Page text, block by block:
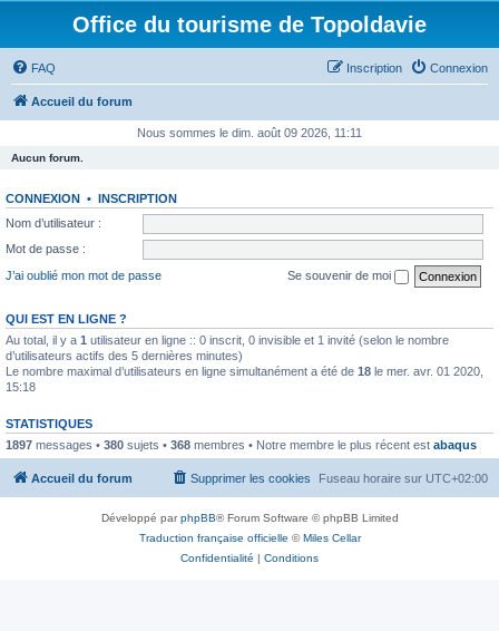
Office du tourisme de Topoldavie
FAQ Connexion
Inscription
Accueil du forum
Nous sommes le dim. août 09 2026, 11:11
Aucun forum.
CONNEXION • INSCRIPTION
Nom d’utilisateur :
Mot de passe :
J’ai oublié mon mot de passe
Se souvenir de moi
QUI EST EN LIGNE ?
Au total, il y a 1 utilisateur en ligne :: 0 inscrit, 0 invisible et 1 invité (selon le nombre
d’utilisateurs actifs des 5 dernières minutes)
Le nombre maximal d’utilisateurs en ligne simultanément a été de 18 le mer. avr. 01 2020,
15:18
STATISTIQUES
1897 messages • 380 sujets • 368 membres • Notre membre le plus récent est abaqus
Accueil du forum Fuseau horaire sur UTC+02:00
Supprimer les cookies
Développé parphpBB® Forum Software © phpBB Limited
Traduction française officielle ©Miles Cellar
Confidentialité | Conditions